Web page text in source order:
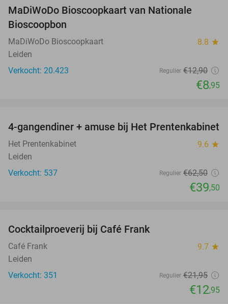
MaDiWoDo Bioscoopkaart van Nationale
Bioscoopbon
MaDiWoDo Bioscoopkaart 8.8 star
Leiden
Verkocht: 20.423
Regulier €12,90
€8,95
37%
4-gangendiner + amuse bij Het Prentenkabinet
Het Prentenkabinet 9.6 star
Leiden
Verkocht: 537
Regulier €62,50
€39,50
Cocktailproeverij bij Café Frank
Café Frank 9.7 star
Leiden
Verkocht: 351
Regulier €21,95
€12,95